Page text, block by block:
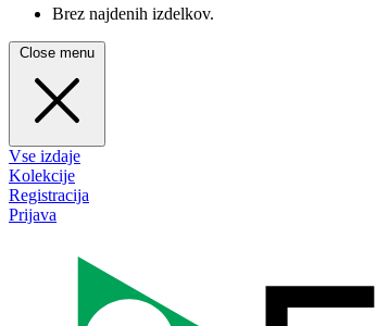
Brez najdenih izdelkov.
Close menu
Vse izdaje
Kolekcije
Registracija
Prijava